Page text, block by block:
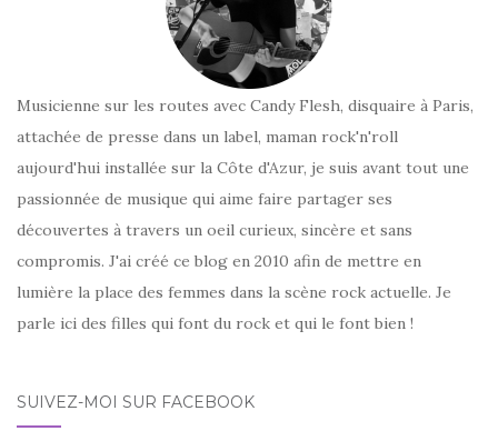
Musicienne sur les routes avec Candy Flesh, disquaire à Paris,
attachée de presse dans un label, maman rock'n'roll
aujourd'hui installée sur la Côte d'Azur, je suis avant tout une
passionnée de musique qui aime faire partager ses
découvertes à travers un oeil curieux, sincère et sans
compromis. J'ai créé ce blog en 2010 afin de mettre en
lumière la place des femmes dans la scène rock actuelle. Je
parle ici des filles qui font du rock et qui le font bien !
SUIVEZ-MOI SUR FACEBOOK